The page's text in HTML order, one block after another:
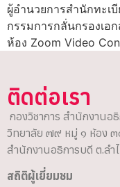
ผู้อำนวยการสำนักทะเ
กรรมการกลั่นกรองเ
ห้อง Zoom Video
ติดต่อเรา
กองวิชาการ สำนักงานอ
วิทยาลัย ๗๙ หมู่ ๑ ห้อง ๓
สำนักงานอธิการบดี ต.ล
สถิติผู้เยี่ยมชม